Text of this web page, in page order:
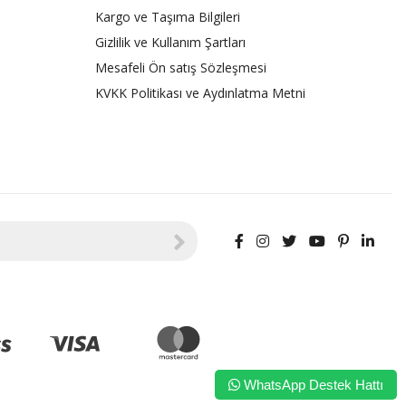
Kargo ve Taşıma Bilgileri
Gizlilik ve Kullanım Şartları
Mesafeli Ön satış Sözleşmesi
KVKK Politikası ve Aydınlatma Metni
WhatsApp Destek Hattı